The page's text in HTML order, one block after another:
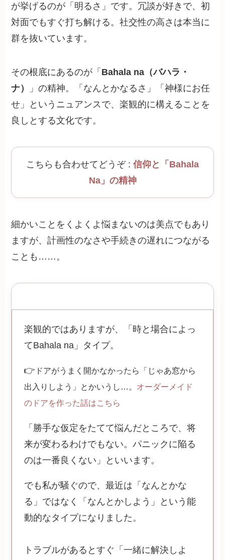
が挙げるのが「明るさ」です。冗談が好きで、初
対面でもすぐ打ち解ける。社交性の高さは本当に
群を抜いています。
その根底にあるのが「 Bahala na（バハラ・
ナ）
」の精神。「なんとかなるさ」「神様にお任
せ」というニュアンスで、楽観的に構えることを
良しとする文化です。
こちらも合わせてどうぞ : 信仰と「Bahala
Na」の精神
細かいことをくよくよ悩まないのは美点でもあり
ますが、計画性のなさや手続きの遅れにつながる
ことも……。
楽観的ではありますが、「時と場合によっ
てBahala na」タイプ。
👉 ドアがうまく開かなかったら「じゃあ窓から
出入りしよう」とかいうし…。 オーダーメイド
のドアを作った話はこちら
「勝手な仮定をたてて悩んだところで、将
来が変わるわけでもない。パニックに陥る
のは一番良くない」といいます。
でも私が騒ぐので、最近は「なんとかな
る」ではなく「なんとかしよう」という能
動的なタイプになりました。
トラブルがあるとすぐ「一緒に解決しよ